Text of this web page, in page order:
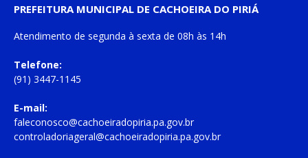
PREFEITURA MUNICIPAL DE CACHOEIRA DO PIRIÁ
Atendimento de segunda à sexta de 08h às 14h
Telefone:
(91) 3447-1145
E-mail:
faleconosco@cachoeiradopiria.pa.gov.br
controladoriageral@cachoeiradopiria.pa.gov.br